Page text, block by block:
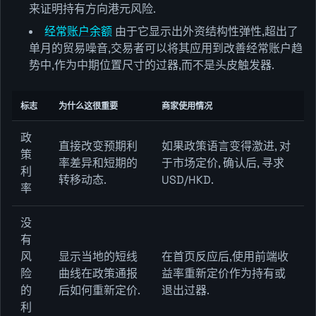
来证明持有方向港元风险.
经常账户余额 由于它显示出外资结构性弹性,超出了
单月的贸易噪音,交易者可以将其应用到改善经常账户趋
势中,作为中期位置尺寸的过器,而不是头皮触发器.
标志 为什么这很重要 商家使用情况
政
策
利
率
直接改变预期利
率差异和短期的
转移动态.
如果政策语言变得激进, 对
于市场定价, 确认后, 寻求
USD/HKD.
没
有
风
险
的
利
显示当地的短线
曲线在政策通报
后如何重新定价.
在首页反应后,使用前端收
益率重新定价作为持有或
退出过器.